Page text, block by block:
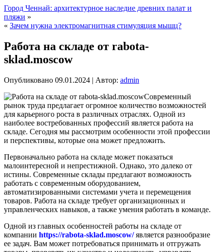
Город Ченнай: архитектурное наследие древних палат и
пляжи »
« Зачем нужна электромагнитная стимуляция мышц?
Работа на складе от rabota-
sklad.moscow
Опубликовано 09.01.2024 | Автор: admin
Современный
рынок труда предлагает огромное количество возможностей
для карьерного роста в различных отраслях. Одной из
наиболее востребованных профессий является работа на
складе. Сегодня мы рассмотрим особенности этой профессии
и перспективы, которые она может предложить.
Первоначально работа на складе может показаться
малоинтересной и непрестижной. Однако, это далеко от
истины. Современные склады предлагают возможность
работать с современным оборудованием,
автоматизированными системами учета и перемещения
товаров. Работа на складе требует организационных и
управленческих навыков, а также умения работать в команде.
Одной из главных особенностей работы на складе от
компании https://rabota-sklad.moscow/является разнообразие
ее задач. Вам может потребоваться принимать и отгружать